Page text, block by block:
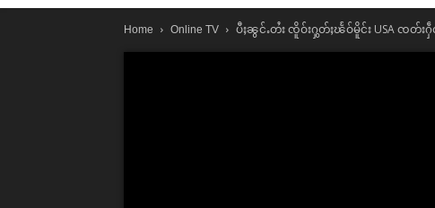
Home Online TV ပီႈၼွင်ႉတႆး ၸိူဝ်းႁွတ်ႈၽႅဝ်မိူင်း USA ၸတ်း